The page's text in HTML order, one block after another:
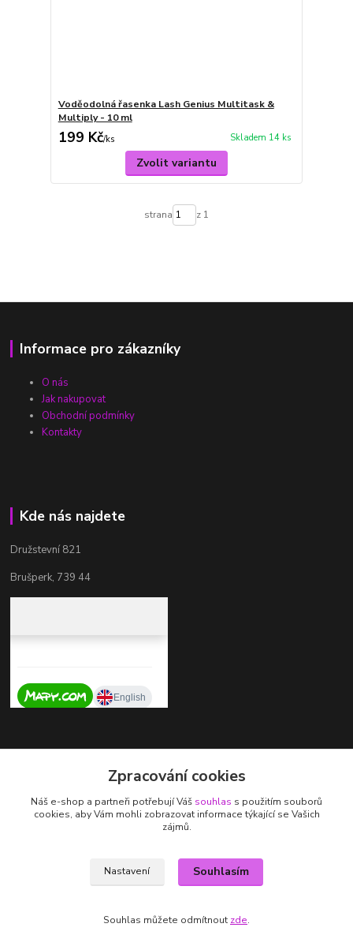
Voděodolná řasenka Lash Genius Multitask &
Multiply - 10 ml
199 Kč/ks Skladem 14 ks
Zvolit variantu
strana z 1
Informace pro zákazníky
O nás
Jak nakupovat
Obchodní podmínky
Kontakty
Kde nás najdete
Družstevní 821
Brušperk, 739 44
+420 737 725 324
(Po-Pá, 9-17 hod.)
Zpracování cookies
Náš e-shop a partneři potřebují Váš souhlas s použitím souborů
cookies, aby Vám mohli zobrazovat informace týkající se Vašich
zájmů.
Nastavení Souhlasím
Souhlas můžete odmítnout zde.